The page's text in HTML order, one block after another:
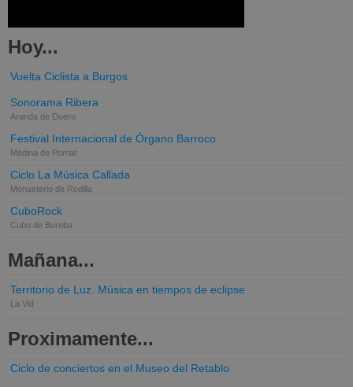
Hoy...
Vuelta Ciclista a Burgos
Sonorama Ribera
Aranda de Duero
Festival Internacional de Órgano Barroco
Medina de Pomar
Ciclo La Música Callada
Monasterio de Rodilla
CuboRock
Cubo de Bureba
Mañana...
Territorio de Luz. Música en tiempos de eclipse
La Vid
Proximamente...
Ciclo de conciertos en el Museo del Retablo